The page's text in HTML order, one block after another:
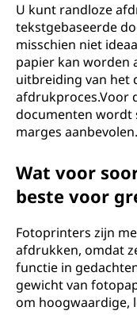
U kunt randloze
tekstgebaseerde
misschien niet
papier kan worden
uitbreiding van het
afdrukproces.Voor
documenten wordt
marges aanbevolen.
Wat voor
beste voor
Fotoprinters zijn
afdrukken, omdat
functie in
gewicht van
om hoogwaardige,